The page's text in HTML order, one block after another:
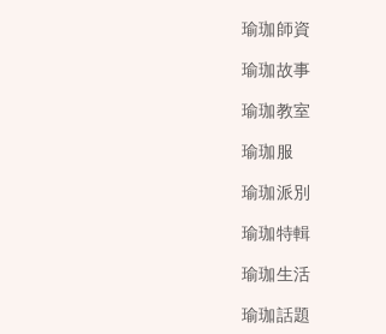
瑜珈師資
瑜珈故事
瑜珈教室
瑜珈服
瑜珈派別
瑜珈特輯
瑜珈生活
瑜珈話題